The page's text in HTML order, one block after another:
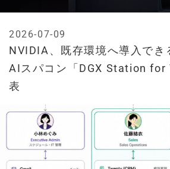
NVIDIA、既存環境へ導入でき
AIスパコン「DGX Station for
表
2026-07-09